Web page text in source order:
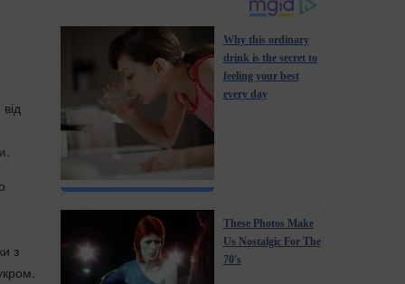
.
з
Why this ordinary
drink is the secret to
feeling your best
every day
These Photos Make
Us Nostalgic For The
70's